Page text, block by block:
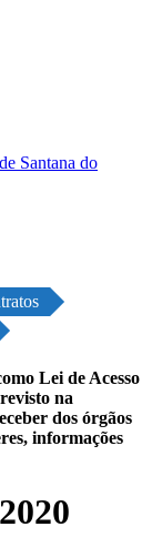
Lei de Acesso
na
dos órgãos
informações